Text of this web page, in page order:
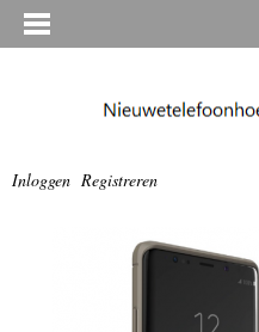
Inloggen Registreren